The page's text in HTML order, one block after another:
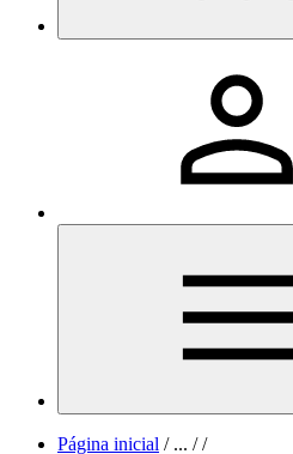
Página inicial /... / /